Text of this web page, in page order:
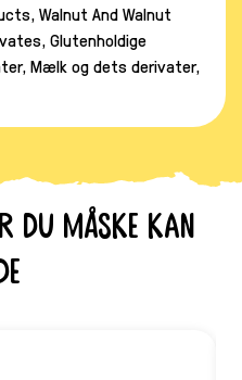
Walnut And Walnut
Glutenholdige
Mælk og dets derivater,
du måske kan